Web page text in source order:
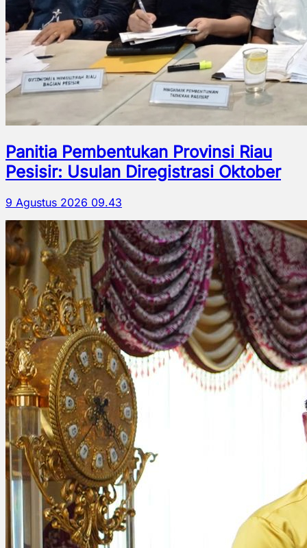
Panitia Pembentukan Provinsi Riau
Pesisir: Usulan Diregistrasi Oktober
9 Agustus 2026 09.43